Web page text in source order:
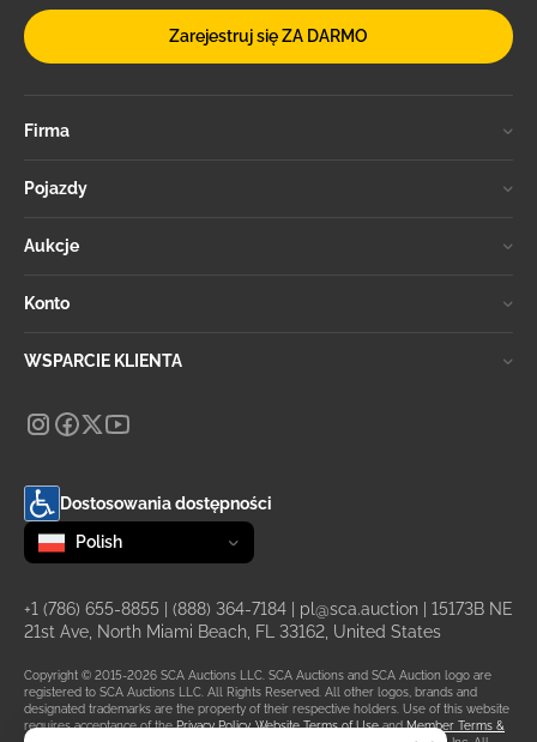
Zarejestruj się ZA DARMO
Firma
Pojazdy
Aukcje
Konto
WSPARCIE KLIENTA
Dostosowania dostępności
Zmień język
selected
Polish
+1 (786) 655-8855 (888) 364-7184 pl@sca.auction | 15173B NE
21st Ave, North Miami Beach, FL 33162, United States
Copyright © 2015-2026 SCA Auctions LLC. SCA Auctions and SCA Auction logo are
registered to SCA Auctions LLC. All Rights Reserved. All other logos, brands and
designated trademarks are the property of their respective holders. Use of this website
requires acceptance of thePrivacy Policy,Website Terms of UseandMember Terms &